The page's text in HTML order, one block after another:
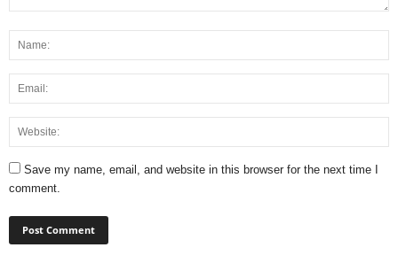
Save my name, email, and website in this browser for the next time I
comment.